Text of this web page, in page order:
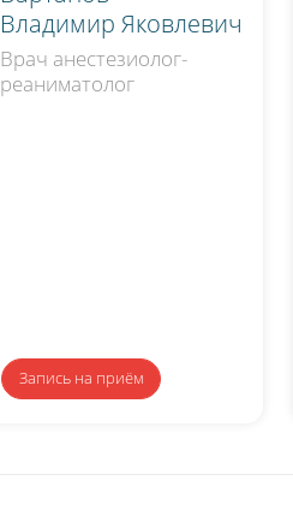
Владимир Яковлевич
Врач анестезиолог-
реаниматолог
Записьна приём